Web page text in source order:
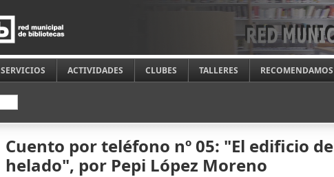
SERVICIOS ACTIVIDADES CLUBES TALLERES RECOMENDAMOS
Cuento por teléfono nº 05: "El edificio de
helado", por Pepi López Moreno